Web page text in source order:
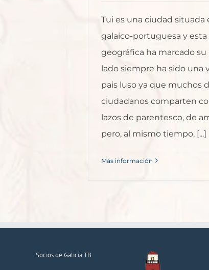
Tui es una ciudad situada
galaico-portuguesa y
geográfica ha marcado su
lado siempre ha sido una
pais luso ya que muchos
ciudadanos comparten
lazos de parentesco, de
pero, al mismo tiempo, [...]
Más información
Socios de Galicia TB